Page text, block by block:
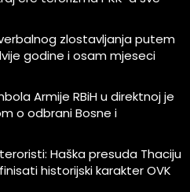
zlostavljanja putem
godine i osam mjeseci
Armije RBiH u direktnoj je
o odbrani Bosne i
Haška presuda Thaciju
historijski karakter OVK